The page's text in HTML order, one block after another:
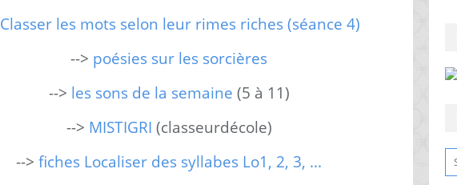
Classer les mots selon leur rimes riches (séance 4)
--> poésies sur les sorcières
--> les sons de la semaine (5 à 11)
--> MISTIGRI (classeurdécole)
--> fiches Localiser des syllabes Lo1, 2, 3, ...